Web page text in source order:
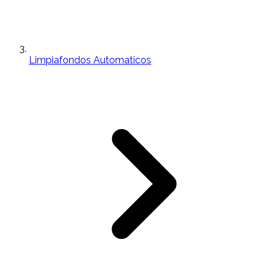
Limpiafondos Automaticos